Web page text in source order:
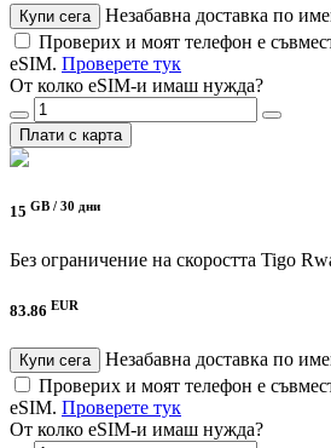
Купи сега
Незабавна доставка по
Проверих и моят телефон е
eSIM. Проверете тук
От колко eSIM-и имаш нужда?
Плати с карта
15 GB / 30 дни
Без ограничение на скоростта Tigo
83.86 EUR
Купи сега
Незабавна доставка по
Проверих и моят телефон е
eSIM. Проверете тук
От колко eSIM-и имаш нужда?